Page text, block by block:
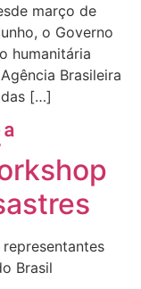
março de
o Governo
humanitária
Brasileira
[…]
Brasil